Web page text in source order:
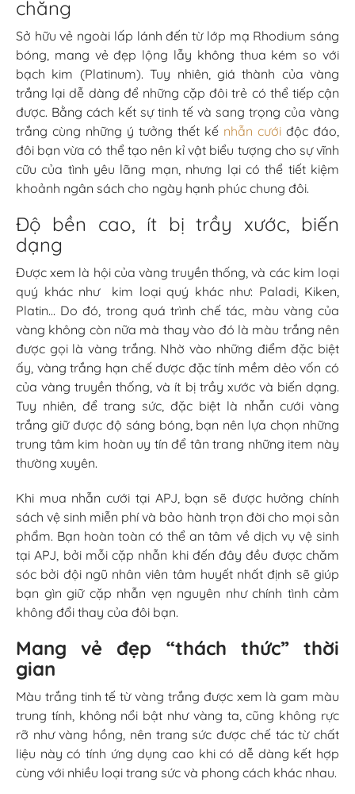
chăng
Sở hữu vẻ ngoài lấp lánh đến từ lớp mạ Rhodium sáng
bóng, mang vẻ đẹp lộng lẫy không thua kém so với
bạch kim (Platinum). Tuy nhiên, giá thành của vàng
trắng lại dễ dàng để những cặp đôi trẻ có thể tiếp cận
được. Bằng cách kết sự tinh tế và sang trọng của vàng
trắng cùng những ý tưởng thết kế nhẫn cưới độc đáo,
đôi bạn vừa có thể tạo nên kỉ vật biểu tượng cho sự vĩnh
cữu của tình yêu lãng mạn, nhưng lại có thể tiết kiệm
khoảnh ngân sách cho ngày hạnh phúc chung đôi.
Độ bền cao, ít bị trầy xước, biến
dạng
Được xem là hội của vàng truyền thống, và các kim loại
quý khác như kim loại quý khác như: Paladi, Kiken,
Platin… Do đó, trong quá trình chế tác, màu vàng của
vàng không còn nữa mà thay vào đó là màu trắng nên
được gọi là vàng trắng. Nhờ vào những điểm đặc biệt
ấy, vàng trắng hạn chế được đặc tính mềm dẻo vốn có
của vàng truyền thống, và ít bị trầy xước và biến dạng.
Tuy nhiên, để trang sức, đặc biệt là nhẫn cưới vàng
trắng giữ được độ sáng bóng, bạn nên lựa chọn những
trung tâm kim hoàn uy tín để tân trang những item này
thường xuyên.
Khi mua nhẫn cưới tại APJ, bạn sẽ được hưởng chính
sách vệ sinh miễn phí và bảo hành trọn đời cho mọi sản
phẩm. Bạn hoàn toàn có thể an tâm về dịch vụ vệ sinh
tại APJ, bởi mỗi cặp nhẫn khi đến đây đều được chăm
sóc bởi đội ngũ nhân viên tâm huyết nhất định sẽ giúp
bạn gìn giữ cặp nhẫn vẹn nguyên như chính tình cảm
không đổi thay của đôi bạn.
Mang vẻ đẹp “thách thức” thời
gian
Màu trắng tinh tế từ vàng trắng được xem là gam màu
trung tính, không nổi bật như vàng ta, cũng không rực
rỡ như vàng hồng, nên trang sức được chế tác từ chất
liệu này có tính ứng dụng cao khi có dễ dàng kết hợp
cùng với nhiều loại trang sức và phong cách khác nhau.